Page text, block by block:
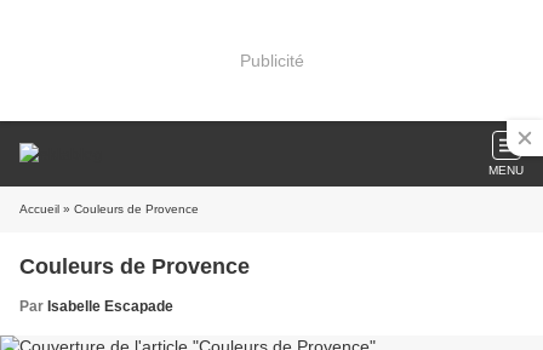
Publicité
MENU
Accueil » Couleurs de Provence
Couleurs de Provence
Par Isabelle Escapade